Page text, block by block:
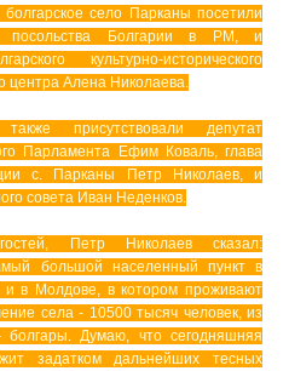
болгарское село Парканы посетили
посольства Болгарии в РМ, и
культурно-исторического
центра Алена Николаева.
присутствовали депутат
Парламента Ефим Коваль, глава
с. Парканы Петр Николаев, и
совета Иван Неденков.
гостей, Петр Николаев сказал:
большой населенный пункт в
и в Молдове, в котором проживают
села - 10500 тысяч человек, из
болгары. Думаю, что сегодняшняя
задатком дальнейших тесных